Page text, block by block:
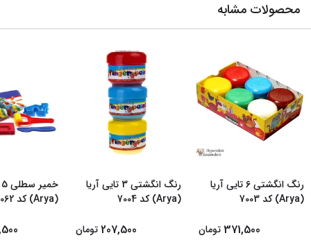
محصولات مشابه
رنگ انگشتی 6 تایی آریا
(Arya) کد 7003
371,500 تومان
رنگ انگشتی 3 تایی آریا
(Arya) کد 7004
207,500 تومان
(Arya) کد GH-1062